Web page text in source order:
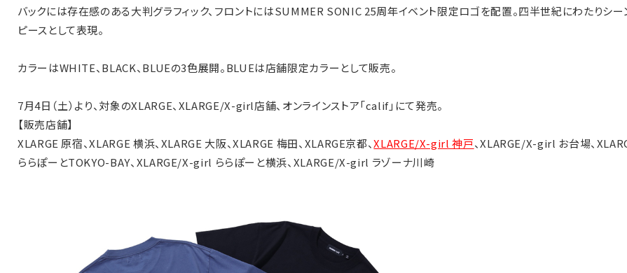
バックには存在感のある大判グラフィック、フロントにはSUMMER SONIC 25周年イベント限定ロゴを配置。四半世紀にわたりシー
ピースとして表現。
カラーはWHITE、BLACK、BLUEの3色展開。BLUEは店舗限定カラーとして販売。
7月4日（土）より、対象のXLARGE、XLARGE/X-girl店舗、オンラインストア「calif」にて発売。
【販売店舗】
XLARGE 原宿、XLARGE 横浜、XLARGE 大阪、XLARGE 梅田、XLARGE京都、XLARGE/X-girl 神戸、XLARGE/X-girl お台場、
ららぽーとTOKYO-BAY、XLARGE/X-girl ららぽーと横浜、XLARGE/X-girl ラゾーナ川崎